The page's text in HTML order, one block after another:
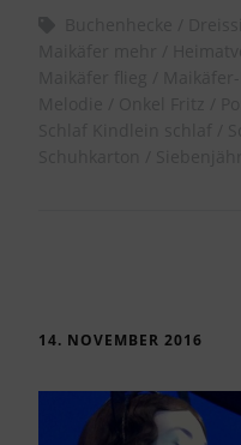
14. NOVEMBER 2016